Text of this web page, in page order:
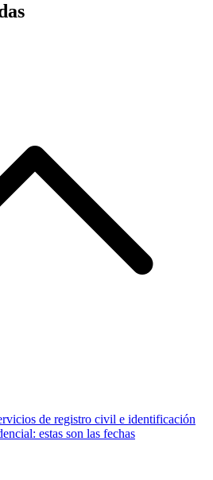
de registro civil e identificación
estas son las fechas